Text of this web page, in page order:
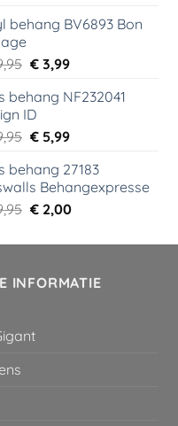
was: is:
behang BV6893 Bon
Oorspronkelijke
was:
€ 29,95.
€3,99Huidige
is:
behang NF232041
ID
Oorspronkelijke
was:
€ 29,95.
€5,99Huidige
is:
€ 5,99.
behang 27183
Behangexpresse
Oorspronkelijke
was:
€2,00Huidige
is:
INFORMATIE